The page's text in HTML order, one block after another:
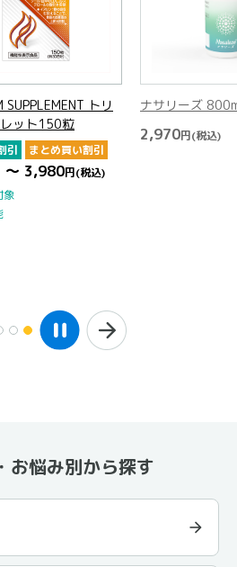
SUPPLEMENT トリ
ット150粒
引 まとめ買い割引
～ 3,980円(税込)
象
ナサリーズ
2,970円(税込)
お悩み別から探す